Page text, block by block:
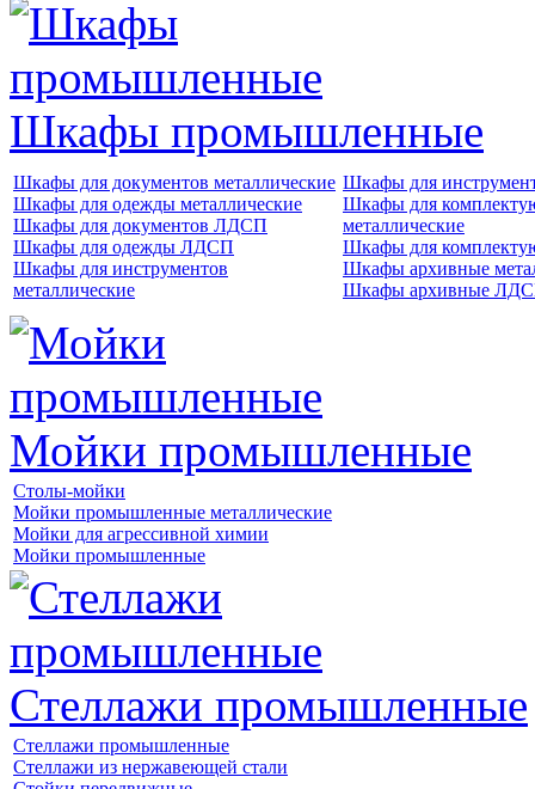
Шкафы промышленные
Шкафы для документов металлические
Шкафы для одежды металлические
Шкафы для документов ЛДСП
Шкафы для одежды ЛДСП
Шкафы для инструментов
металлические
Шкафы для
Шкафы для
металлические
Шкафы для
Шкафы архивные
Шкафы архивные
Мойки промышленные
Столы-мойки
Мойки промышленные металлические
Мойки для агрессивной химии
Мойки промышленные
Стеллажи промышленные
Стеллажи промышленные
Стеллажи из нержавеющей стали